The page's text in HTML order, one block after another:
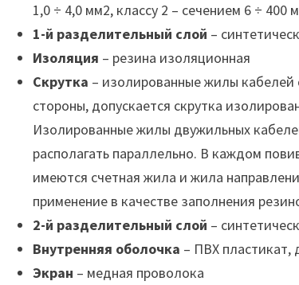
1,0 ÷ 4,0 мм2, классу 2 – сечением 6 ÷ 400
1-й разделительный слой –
Изоляция – резина изоляционная
Скрутка – изолированные жилы кабелей
стороны, допускается скрутка
Изолированные жилы двужильных
располагать параллельно. В каждом
имеются счетная жила и жила
применение в качестве заполнения
2-й разделительный слой –
Внутренняя оболочка – ПВХ пластикат,
Экран – медная проволока